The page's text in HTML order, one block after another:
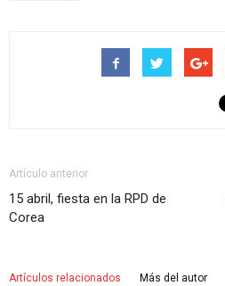
Artículo anterior
15 abril, fiesta en la RPD de
Corea
Artículos relacionados Más del autor